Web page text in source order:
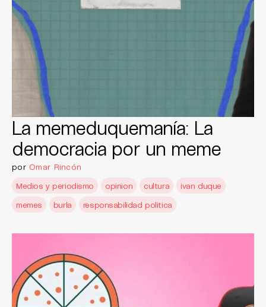
La memeduquemanía: La
democracia por un meme
por Omar Rincón
Medios y periodismo
opinion cultura
ivan duque
memes
burla responsabilidad politica